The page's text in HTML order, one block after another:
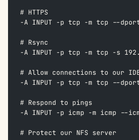
# HTTPS
-A INPUT -p tcp -m tcp --
# Rsync
-A INPUT -p tcp -m tcp -s
# Allow connections to our
-A INPUT -p tcp -m tcp --
# Respond to pings
-A INPUT -p icmp -m icmp --
# Protect our NFS server